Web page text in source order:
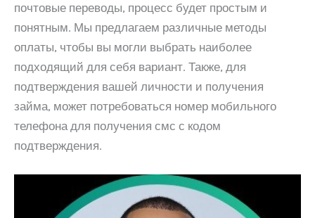
почтовые переводы, процесс будет простым и
понятным. Мы предлагаем различные методы
оплаты, чтобы вы могли выбрать наиболее
подходящий для себя вариант. Также, для
подтверждения вашей личности и получения
займа, может потребоваться номер мобильного
телефона для получения смс с кодом
подтверждения.